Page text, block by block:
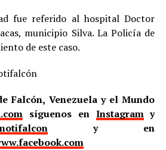
fue referido al hospital Doctor
municipio Silva. La Policía de
de este caso.
Falcón, Venezuela y el Mundo
síguenos en Instagramy
y en